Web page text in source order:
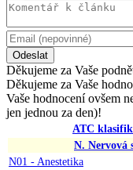
Odeslat
Děkujeme za Vaše
Děkujeme za Vaše
Vaše hodnocení ovšem
jen jednou za den)!
ATC
N. Nervová
N01 - Anestetika